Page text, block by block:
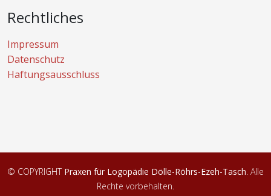
Rechtliches
Impressum
Datenschutz
Haftungsausschluss
© COPYRIGHT Praxen für Logopädie Dölle-Röhrs-Ezeh-Tasch. Alle
Rechte vorbehalten.